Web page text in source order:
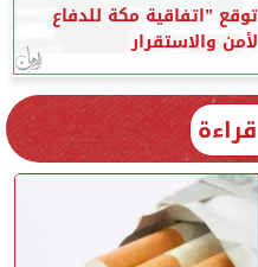
”اتفاقية مكة للدفاع
والاستقرار